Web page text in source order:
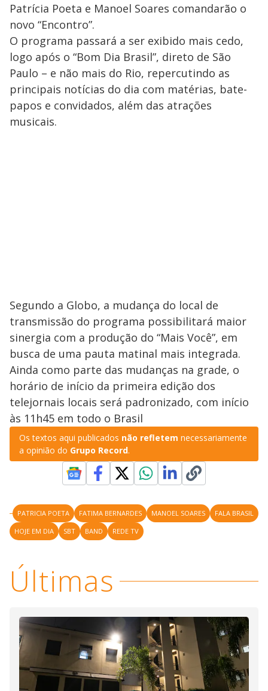
Patrícia Poeta e Manoel Soares comandarão o
novo “Encontro”.
O programa passará a ser exibido mais cedo,
logo após o “Bom Dia Brasil”, direto de São
Paulo – e não mais do Rio, repercutindo as
principais notícias do dia com matérias, bate-
papos e convidados, além das atrações
musicais.
Segundo a Globo, a mudança do local de
transmissão do programa possibilitará maior
sinergia com a produção do “Mais Você”, em
busca de uma pauta matinal mais integrada.
Ainda como parte das mudanças na grade, o
horário de início da primeira edição dos
telejornais locais será padronizado, com início
às 11h45 em todo o Brasil
Os textos aqui publicados não refletem necessariamente
a opinião do Grupo Record.
PATRICIA POETA FATIMA BERNARDES MANOEL SOARES
FALA BRASIL
HOJE EM DIA
SBT BAND REDE TV
Últimas